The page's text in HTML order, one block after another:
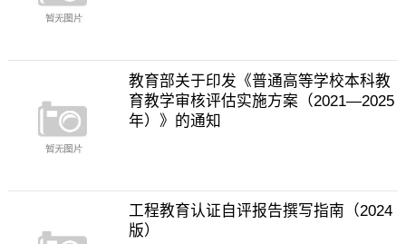
教育部关于印发《普通高等学校本科教
育教学审核评估实施方案（2021—2025
年）》的通知
工程教育认证自评报告撰写指南（2024
版）